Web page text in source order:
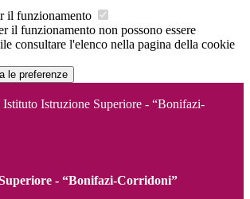
il funzionamento
il funzionamento non possono essere
consultare l'elenco nella pagina della cookie
le preferenze
Istituto Istruzione Superiore - “Bonifazi-
- “Bonifazi-Corridoni”